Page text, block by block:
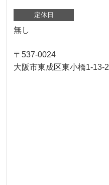
定休日
無し
〒537-0024
大阪市東成区東小橋1-13-2